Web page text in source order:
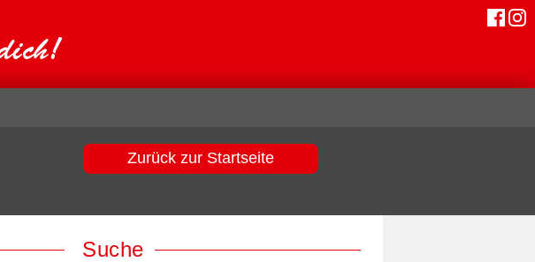
Zurück zur Startseite
Suche